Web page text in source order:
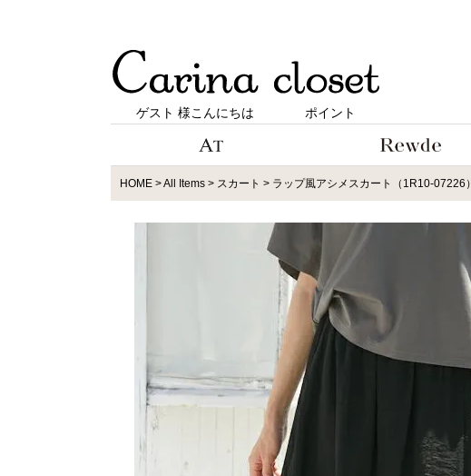
ゲスト 様こんにちは ポイント
HOME All Items スカート ラップ風アシメスカート（1R10-07226）